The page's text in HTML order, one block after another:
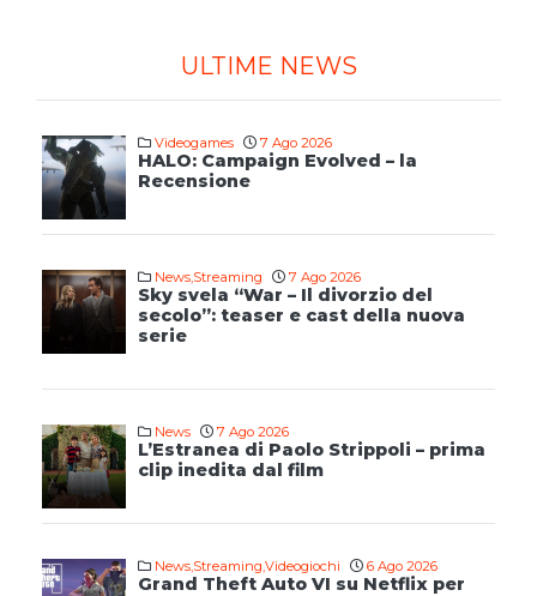
ULTIME NEWS
Videogames 7 Ago 2026
HALO: Campaign Evolved – la
Recensione
News,Streaming 7 Ago 2026
Sky svela “War – Il divorzio del
secolo”: teaser e cast della nuova
serie
News 7 Ago 2026
L’Estranea di Paolo Strippoli – prima
clip inedita dal film
News,Streaming,Videogiochi 6 Ago 2026
Grand Theft Auto VI su Netflix per